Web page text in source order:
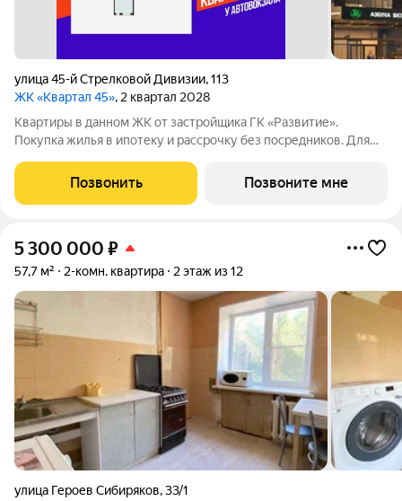
улица 45-й Стрелковой Дивизии,113
ЖК «Квартал 45», 2 квартал 2028
Квартиры в данном ЖК от застройщика ГК «Развитие».
Покупка жилья в ипотеку и рассрочку без посредников. Для
обращайтесь в отдел продаж застройщика.
Позвонить Позвоните мне
5 300 000 ₽
57,7 м² 2-комн. квартира 2 этаж из 12
улица Героев Сибиряков,33/1